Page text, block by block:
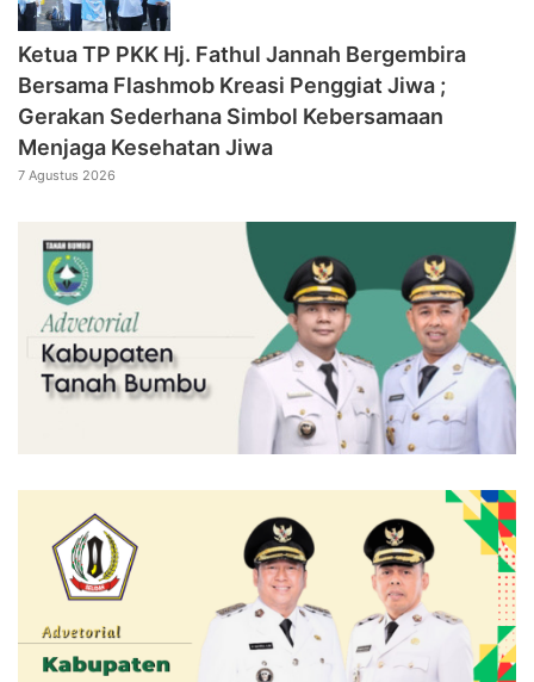
‎Ketua TP PKK Hj. Fathul Jannah Bergembira
Bersama Flashmob Kreasi Penggiat Jiwa ;
Gerakan Sederhana Simbol Kebersamaan
Menjaga Kesehatan Jiwa
7 Agustus 2026